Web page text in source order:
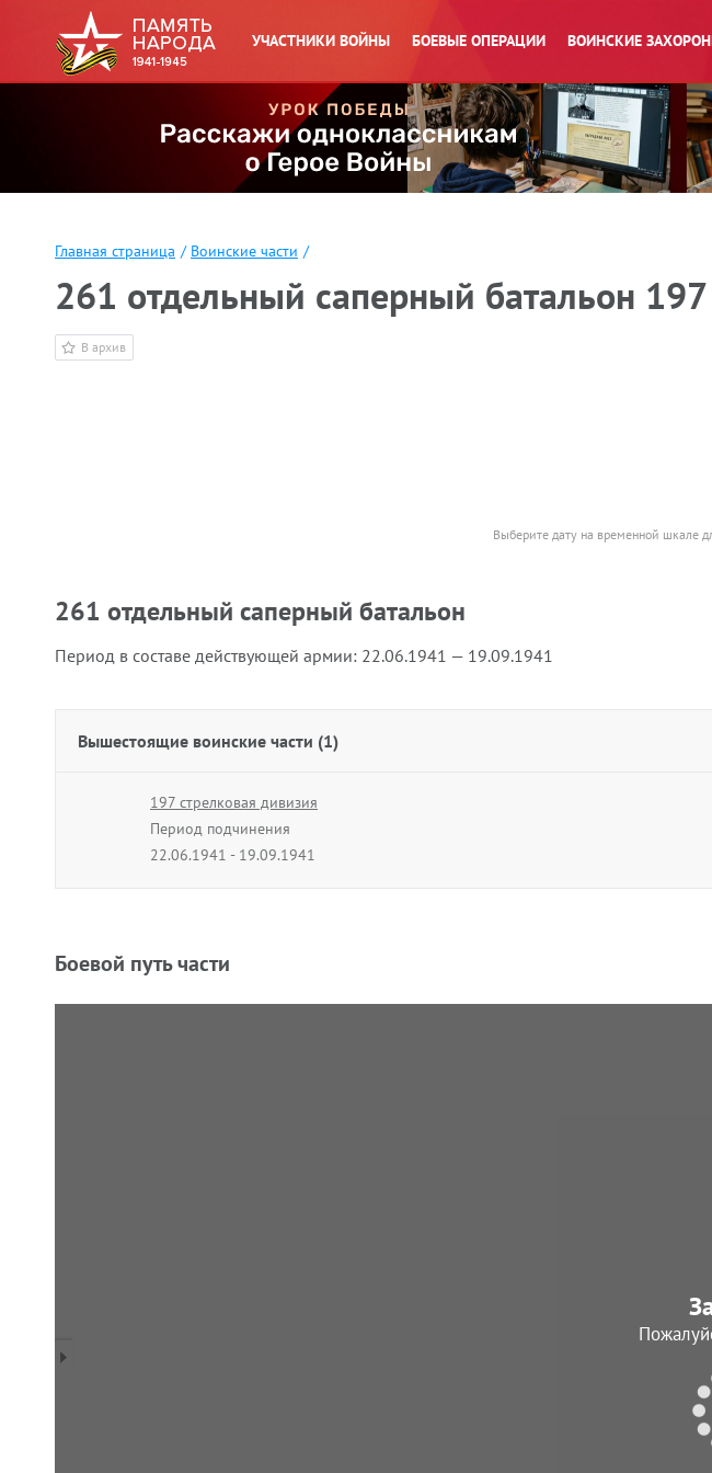
УЧАСТНИКИ ВОЙНЫ БОЕВЫЕ ОПЕРАЦИИ ВОИНСКИЕ
Главная страница / Воинские части /
261 отдельный саперный батальон
В архив
Выберите дату на временной шкале
261 отдельный саперный батальон
Период в составе действующей армии: 22.06.1941 — 19.09.1941
Вышестоящие воинские части (1)
197 стрелковая дивизия
Период подчинения
22.06.1941 - 19.09.1941
Боевой путь части